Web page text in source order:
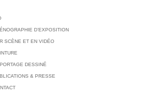
D’EXPOSITION
SCÈNE ET EN VIDÉO
DESSINÉ
& PRESSE